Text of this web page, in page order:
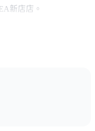
新店店。